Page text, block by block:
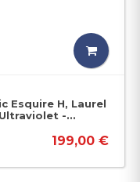
Esquire H, Laurel
-...
199,00 €